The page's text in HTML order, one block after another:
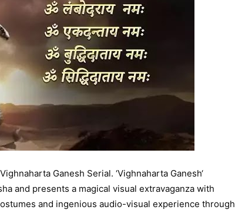
Ganesh Serial. ‘Vighnaharta Ganesh‘
and presents a magical visual extravaganza with
and ingenious audio-visual experience through